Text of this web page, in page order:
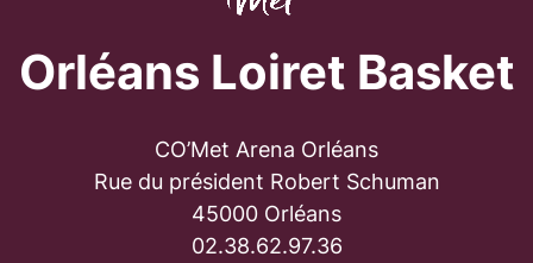
Orléans Loiret Basket
CO’Met Arena Orléans
Rue du président Robert Schuman
45000 Orléans
02.38.62.97.36